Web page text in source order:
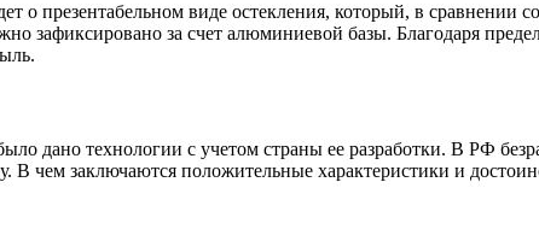
о презентабельном виде остекления, который, в сравнении
зафиксировано за счет алюминиевой базы. Благодаря
дано технологии с учетом страны ее разработки. В РФ
чем заключаются положительные характеристики и